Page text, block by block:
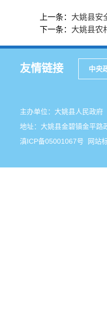
上一条： 大姚县安
下一条： 大姚县农
友情链接 中央
主办单位：大姚县人民政
地址：大姚县金碧镇金平
滇ICP备05001067号 网站